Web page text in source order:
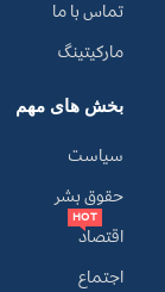
تماس با ما
مارکیتینگ
بخش های مهم
سیاست
حقوق بشر
اقتصاد
HOT
اجتماع